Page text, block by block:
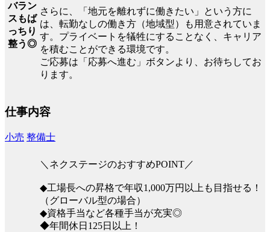
バラン
スもば
っちり
整う◎
さらに、「地元を離れずに働きたい」という方に
は、転勤なしの働き方（地域型）も用意されていま
す。プライベートを犠牲にすることなく、キャリア
を積むことができる環境です。
ご応募は「応募へ進む」ボタンより、お待ちしてお
ります。
仕事内容
小売 整備士
＼ネクステージのおすすめPOINT／
◆工場長への昇格で年収1,000万円以上も目指せる！
（グローバル型の場合）
◆資格手当など各種手当が充実◎
◆年間休日125日以上！